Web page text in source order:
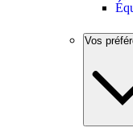
Vos